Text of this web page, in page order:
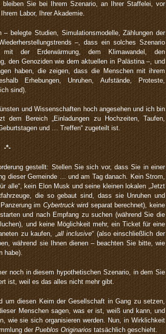
Sie bei Ihrem Szenario, an Ihrer Staffelei, vor
Labor, Ihrer Akademie.
belegte Studien, Simulationsmodelle, Zählungen der
–, dass ein solches Szenario
mit der Erderwärmung, dem Klimawandel, den
den Genoziden wie dem aktuellen in Palästina –, und
haben, die zeigen, dass die Menschen mit ihrem
Erhebungen, Unruhen, Aufstände, Proteste,
sind).
und Wissenschaften hoch angesehen und ich bin
Bereich „Einladungen zu Hochzeiten, Taufen,
und … Treffen“ zugeteilt ist.
-*-
gestellt: Stellen Sie sich vor, dass Sie in einer
dieser Gemeinde … und am Tag danach. Kein Strom,
alle“, kein Elon Musk und seine kleinen lokalen „Jetzt
die so gebaut sind, dass sie Unruhen und
imCybertruckwird separat berechnet), keine
und nach Empfang zu suchen (während Sie die
und keine Möglichkeit mehr, ein Ticket für eine
zu kaufen, „all inclusive“ (also einschließlich der
während sie Ihnen dienen – beachten Sie bitte, wie
habe).
noch in diesem hypothetischen Szenario, in dem Sie
ist, weil es das alles nicht mehr gibt.
diesen Keim der Gesellschaft in Gang zu setzen,
Menschen sagen, was er ist, weiß und kann, und
wie sie sich organisieren werden. Nun, in Wirklichkeit
der Pueblos Originariostatsächlich geschieht.